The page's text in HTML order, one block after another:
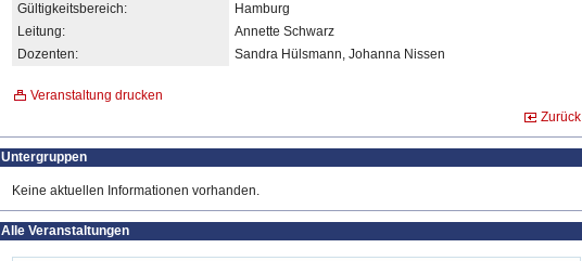
Gültigkeitsbereich:
Hamburg
Leitung:
Annette Schwarz
Dozenten:
Sandra Hülsmann, Johanna Nissen
Veranstaltung drucken
Zurück
Untergruppen
Keine aktuellen Informationen vorhanden.
Alle Veranstaltungen